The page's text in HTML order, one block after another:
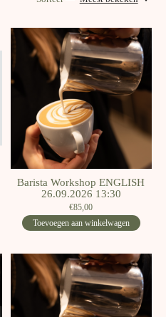
Barista Workshop ENGLISH
26.09.2026 13:30
€85,00
Toevoegen aan winkelwagen